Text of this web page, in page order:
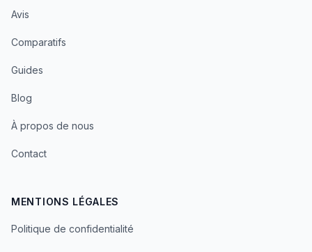
Avis
Comparatifs
Guides
Blog
À propos de nous
Contact
MENTIONS LÉGALES
Politique de confidentialité